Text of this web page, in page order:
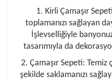
1. Kirli Çamaşır
toplamanızı sağlayan
İşlevselliğiyle
tasarımıyla da
2. Çamaşır Sepeti: Temiz
şekilde saklamanızı